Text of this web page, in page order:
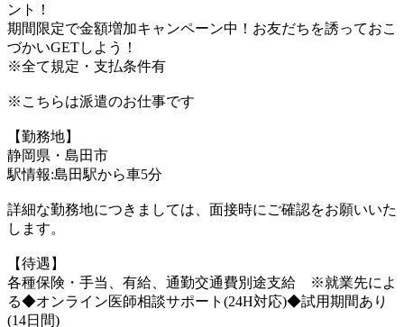
ント！
期間限定で金額増加キャンペーン中！お友だちを誘っておこ
づかいGETしよう！
※全て規定・支払条件有
※こちらは派遣のお仕事です
【勤務地】
静岡県・島田市
駅情報:島田駅から車5分
詳細な勤務地につきましては、面接時にご確認をお願いいた
します。
【待遇】
各種保険・手当、有給、通勤交通費別途支給 ※就業先によ
る◆オンライン医師相談サポート(24H対応)◆試用期間あり
(14日間)